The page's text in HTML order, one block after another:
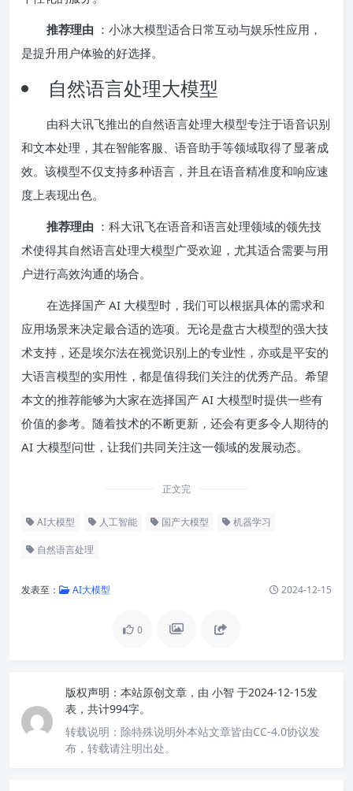
推荐理由 ：小冰大模型适合日常互动与娱乐性应用，
是提升用户体验的好选择。
自然语言处理大模型
由科大讯飞推出的自然语言处理大模型专注于语音识别
和文本处理，其在智能客服、语音助手等领域取得了显著成
效。该模型不仅支持多种语言，并且在语音精准度和响应速
度上表现出色。
推荐理由 ：科大讯飞在语音和语言处理领域的领先技
术使得其自然语言处理大模型广受欢迎，尤其适合需要与用
户进行高效沟通的场合。
在选择国产 AI 大模型时，我们可以根据具体的需求和
应用场景来决定最合适的选项。无论是盘古大模型的强大技
术支持，还是埃尔法在视觉识别上的专业性，亦或是平安的
大语言模型的实用性，都是值得我们关注的优秀产品。希望
本文的推荐能够为大家在选择国产 AI 大模型时提供一些有
价值的参考。随着技术的不断更新，还会有更多令人期待的
AI 大模型问世，让我们共同关注这一领域的发展动态。
正文完
AI大模型 人工智能 国产大模型 机器学习
自然语言处理
发表至： AI大模型 2024-12-15
0
版权声明： 本站原创文章，由 小智 于2024-12-15发
表，共计994字。
转载说明： 除特殊说明外本站文章皆由CC-4.0协议发
布，转载请注明出处。